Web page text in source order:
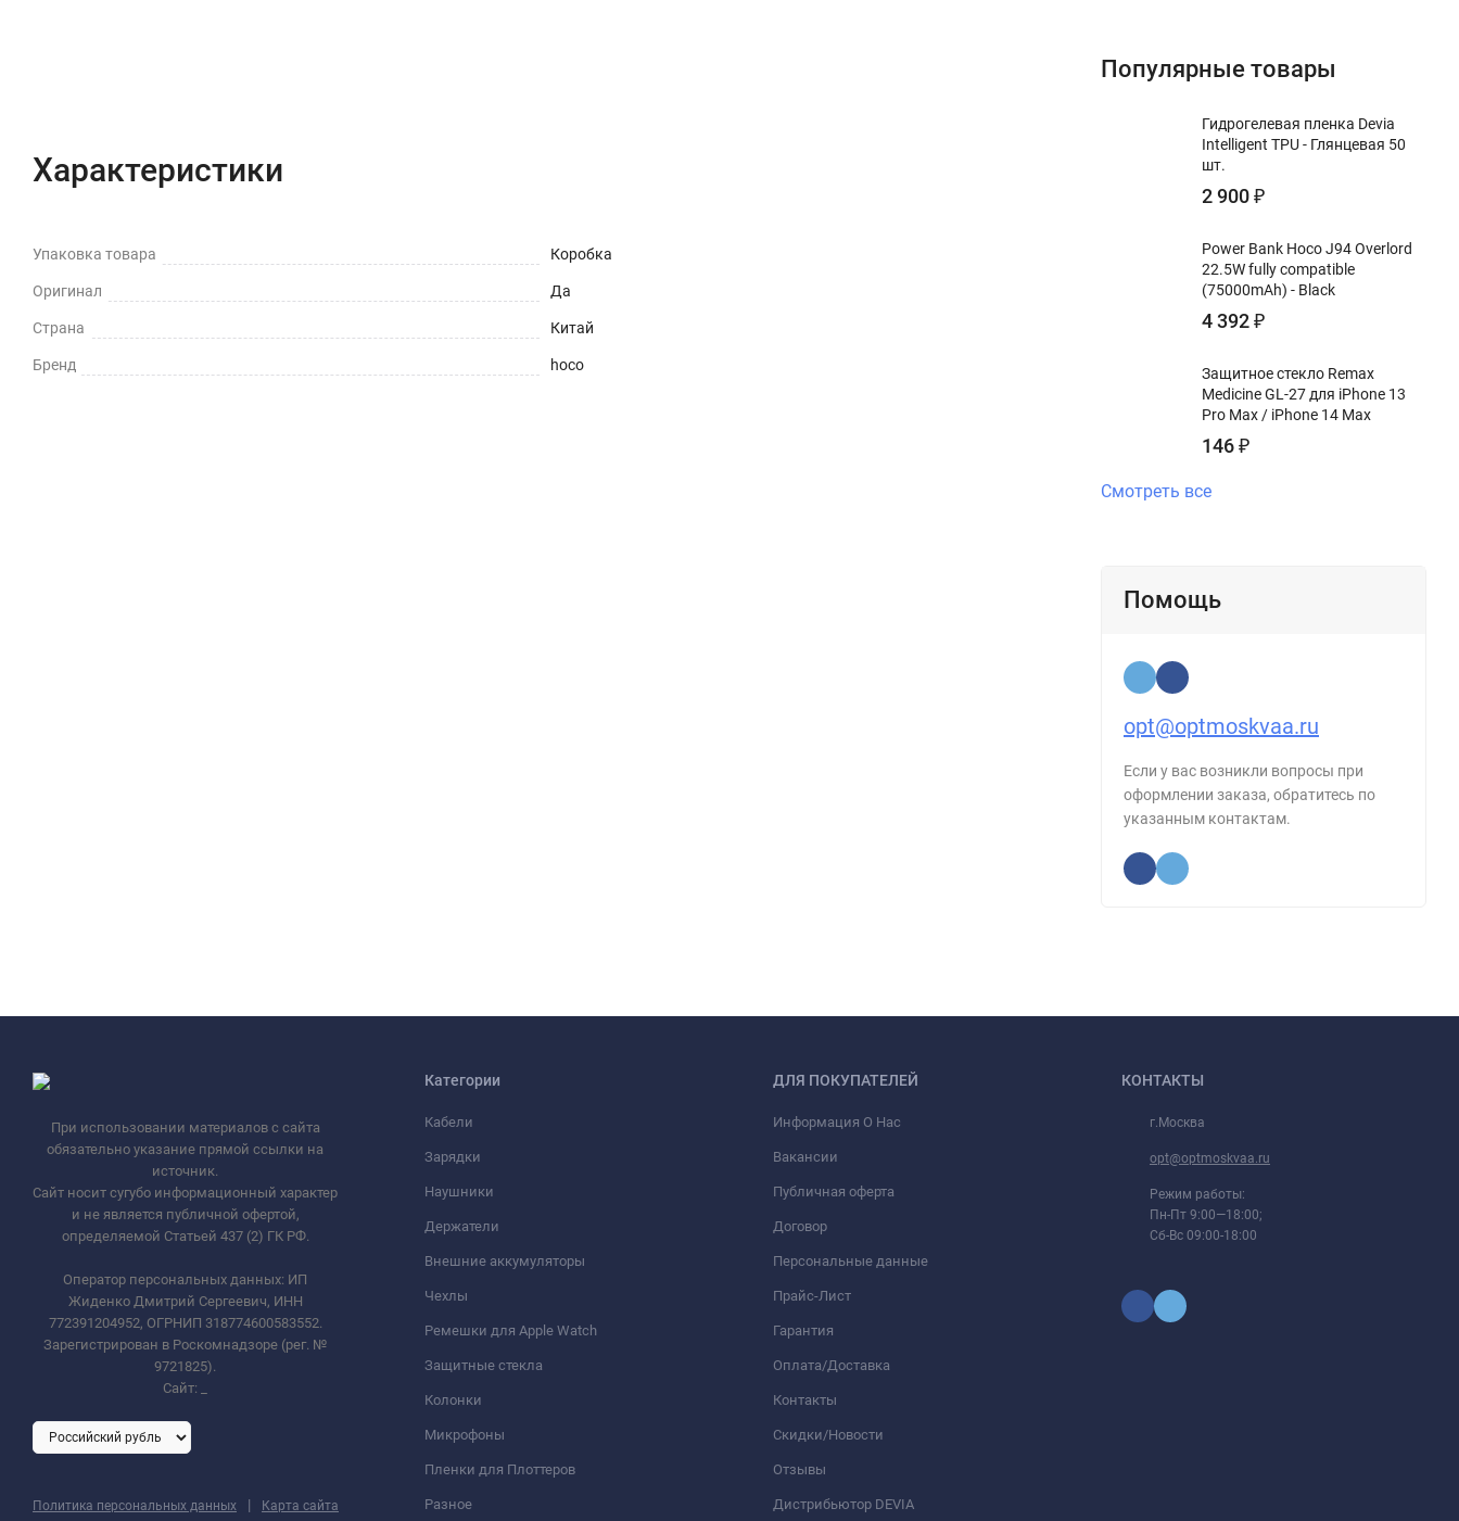
Характеристики
Упаковка товара Коробка
Оригинал Да
Страна Китай
Бренд hoco
Популярные товары
Гидрогелевая пленка Devia
Intelligent TPU - Глянцевая 50
шт.
2 900₽
Power Bank Hoco J94 Overlord
22.5W fully compatible
(75000mAh) - Black
4 392₽
Защитное стекло Remax
Medicine GL-27 для iPhone 13
Pro Max / iPhone 14 Max
146₽
Смотреть все
Помощь
opt@optmoskvaa.ru
Если у вас возникли вопросы при
оформлении заказа, обратитесь по
указанным контактам.
При использовании материалов с сайта
обязательно указание прямой ссылки на
источник.
Сайт носит сугубо информационный характер
и не является публичной офертой,
определяемой Статьей 437 (2) ГК РФ.
Оператор персональных данных: ИП
Жиденко Дмитрий Сергеевич, ИНН
772391204952, ОГРНИП 318774600583552.
Зарегистрирован в Роскомнадзоре (рег. №
9721825).
Сайт:
Политика персональных данных | Карта сайта
Категории
Кабели
Зарядки
Наушники
Держатели
Внешние аккумуляторы
Чехлы
Ремешки для Apple Watch
Защитные стекла
Колонки
Микрофоны
Пленки для Плоттеров
Разное
ДЛЯ ПОКУПАТЕЛЕЙ
Информация О Нас
Вакансии
Публичная оферта
Договор
Персональные данные
Прайс-Лист
Гарантия
Оплата/Доставка
Контакты
Скидки/Новости
Отзывы
Дистрибьютор DEVIA
КОНТАКТЫ
г.Москва
opt@optmoskvaa.ru
Режим работы:
Пн-Пт 9:00—18:00;
Сб-Вс 09:00-18:00